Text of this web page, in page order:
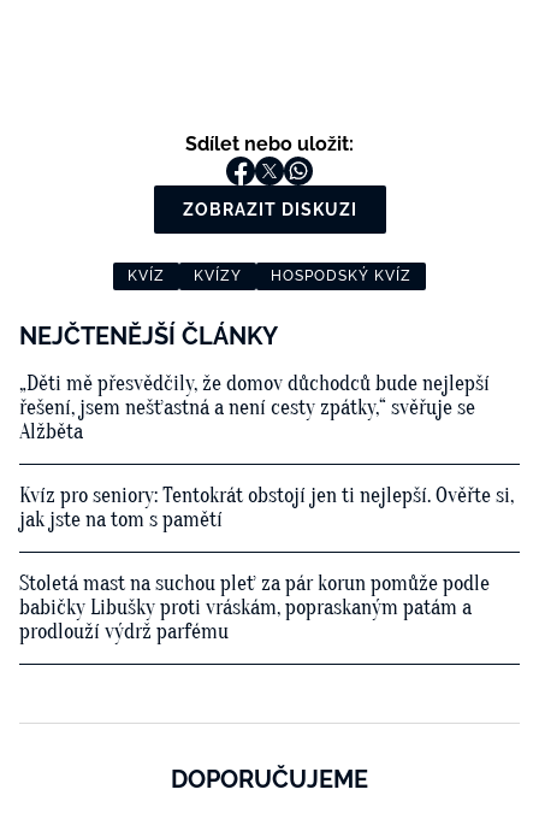
Sdílet nebo uložit:
ZOBRAZIT DISKUZI
KVÍZ KVÍZY HOSPODSKÝ KVÍZ
NEJČTENĚJŠÍ ČLÁNKY
„Děti mě přesvědčily, že domov důchodců bude nejlepší
řešení, jsem nešťastná a není cesty zpátky,“ svěřuje se
Alžběta
Kvíz pro seniory: Tentokrát obstojí jen ti nejlepší. Ověřte si,
jak jste na tom s pamětí
Stoletá mast na suchou pleť za pár korun pomůže podle
babičky Libušky proti vráskám, popraskaným patám a
prodlouží výdrž parfému
DOPORUČUJEME